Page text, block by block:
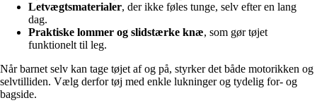
Letvægtsmaterialer, der ikke føles tunge, selv efter en lang
dag.
Praktiske lommer og slidstærke knæ, som gør tøjet
funktionelt til leg.
Når barnet selv kan tage tøjet af og på, styrker det både motorikken og
selvtilliden. Vælg derfor tøj med enkle lukninger og tydelig for- og
bagside.